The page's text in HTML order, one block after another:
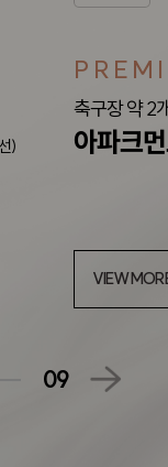
)
축구장 약 2
아파크
VIEW
09